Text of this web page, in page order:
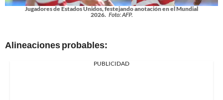
Jugadores de Estados Unidos, festejando anotación en el Mundial
2026. Foto: AFP.
Alineaciones probables:
PUBLICIDAD